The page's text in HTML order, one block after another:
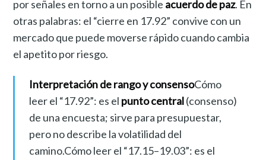
por señales en torno a un posible acuerdo de paz. En
otras palabras: el “cierre en 17.92” convive con un
mercado que puede moverse rápido cuando cambia
el apetito por riesgo.
Interpretación de rango y consensoCómo
leer el “17.92”: es el punto central(consenso)
de una encuesta; sirve para presupuestar,
pero no describe la volatilidad del
camino.Cómo leer el “17.15–19.03”: es el